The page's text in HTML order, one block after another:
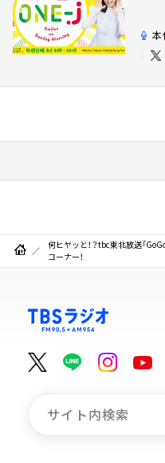
何ヒヤッと！？tbc東北放送「
コーナー！